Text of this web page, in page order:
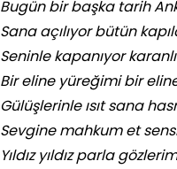
Bugün bir başka tarih
Sana açılıyor bütün
Seninle kapanıyor
Bir eline yüreğimi bir
Gülüşlerinle ısıt sana
Sevgine mahkum et
Yıldız yıldız parla